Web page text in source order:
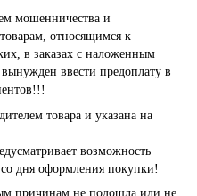
мошенничества и
относящимся к
в заказах с наложенным
ввести предоплату в
товара и указана на
возможность
со дня оформления покупки!
причинам не подошла или не